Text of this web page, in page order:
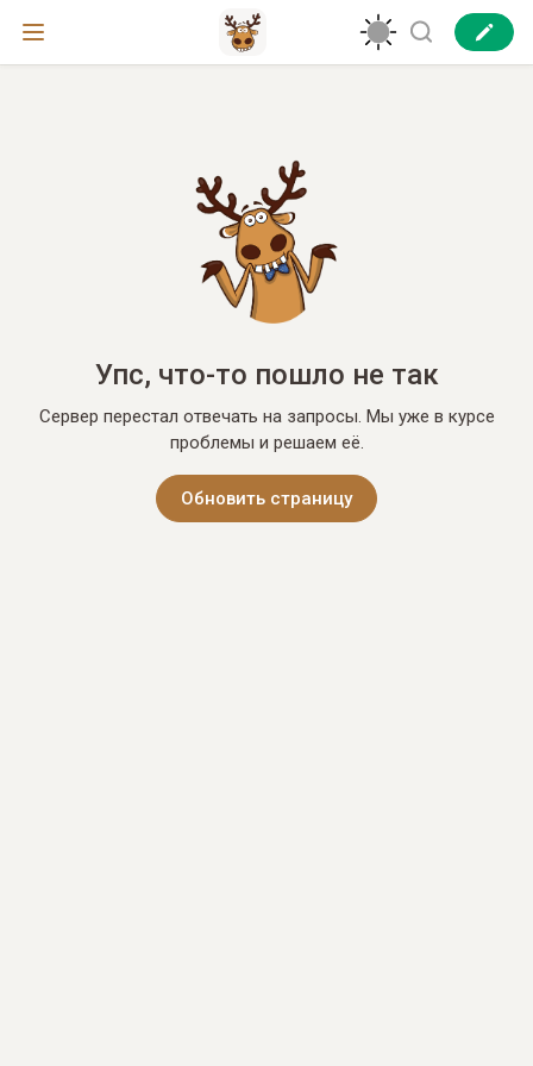
Упс, что-то пошло не так
Сервер перестал отвечать на запросы. Мы уже в курсе
проблемы и решаем её.
Обновить страницу